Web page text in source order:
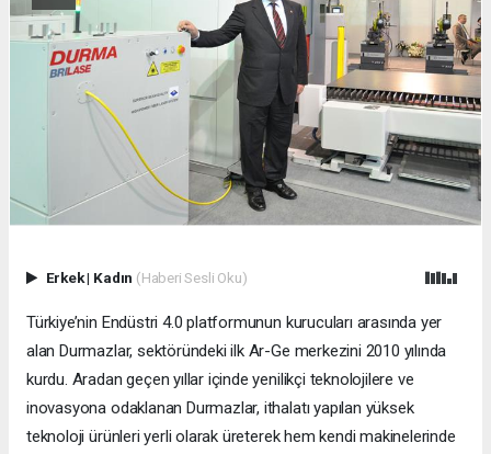
Erkek| Kadın (Haberi Sesli Oku)
Türkiye’nin Endüstri 4.0 platformunun kurucuları arasında yer
alan Durmazlar, sektöründeki ilk Ar-Ge merkezini 2010 yılında
kurdu. Aradan geçen yıllar içinde yenilikçi teknolojilere ve
inovasyona odaklanan Durmazlar, ithalatı yapılan yüksek
teknoloji ürünleri yerli olarak üreterek hem kendi makinelerinde